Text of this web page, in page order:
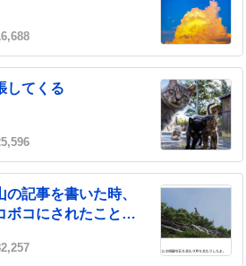
してくる
の記事を書いた時、
ボコにされたことが